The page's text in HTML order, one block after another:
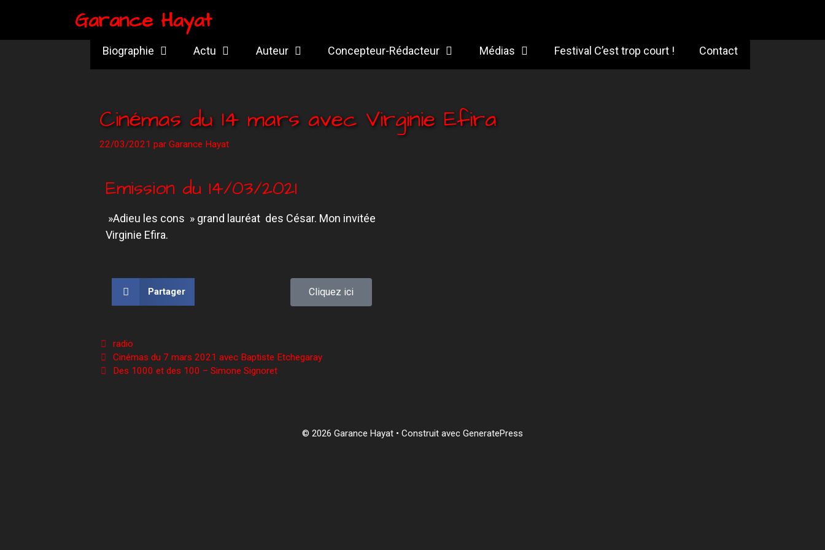
Garance Hayat
Biographie Actu Auteur Concepteur-Rédacteur Médias Festival C’est trop court ! Contact
Cinémas du 14 mars avec Virginie Efira
22/03/2021 par Garance Hayat
Emission du 14/03/2021
»Adieu les cons » grand lauréat des César. Mon invitée
Virginie Efira.
Partager Cliquez ici
radio
Cinémas du 7 mars 2021 avec Baptiste Etchegaray
Des 1000 et des 100 – Simone Signoret
© 2026 Garance Hayat • Construit avec GeneratePress